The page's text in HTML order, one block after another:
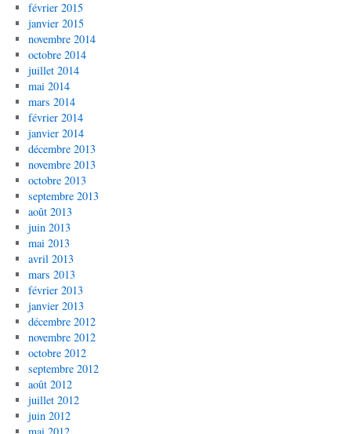
février 2015
janvier 2015
novembre 2014
octobre 2014
juillet 2014
mai 2014
mars 2014
février 2014
janvier 2014
décembre 2013
novembre 2013
octobre 2013
septembre 2013
août 2013
juin 2013
mai 2013
avril 2013
mars 2013
février 2013
janvier 2013
décembre 2012
novembre 2012
octobre 2012
septembre 2012
août 2012
juillet 2012
juin 2012